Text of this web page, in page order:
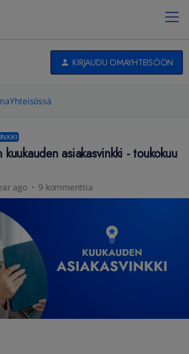
KIRJAUDU OMAYHTEISÖÖN
kuukauden asiakasvinkki - toukokuu
ago 9 kommenttia